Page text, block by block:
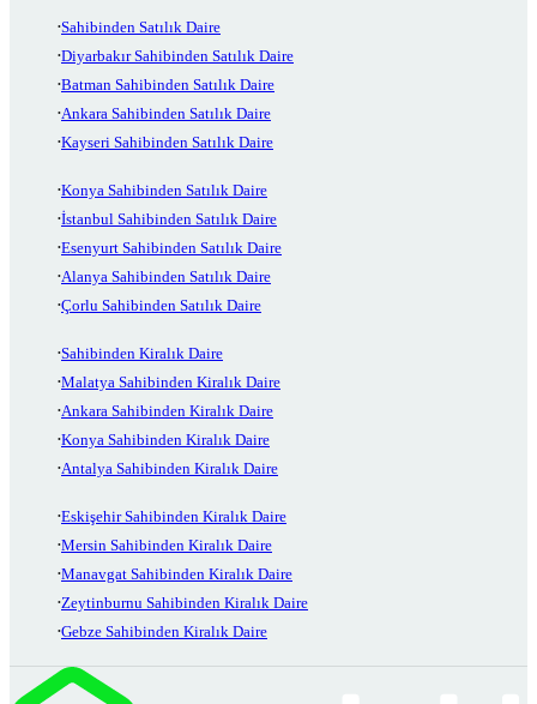
Sahibinden Satılık Daire
Diyarbakır Sahibinden Satılık Daire
Batman Sahibinden Satılık Daire
Ankara Sahibinden Satılık Daire
Kayseri Sahibinden Satılık Daire
Konya Sahibinden Satılık Daire
İstanbul Sahibinden Satılık Daire
Esenyurt Sahibinden Satılık Daire
Alanya Sahibinden Satılık Daire
Çorlu Sahibinden Satılık Daire
Sahibinden Kiralık Daire
Malatya Sahibinden Kiralık Daire
Ankara Sahibinden Kiralık Daire
Konya Sahibinden Kiralık Daire
Antalya Sahibinden Kiralık Daire
Eskişehir Sahibinden Kiralık Daire
Mersin Sahibinden Kiralık Daire
Manavgat Sahibinden Kiralık Daire
Zeytinburnu Sahibinden Kiralık Daire
Gebze Sahibinden Kiralık Daire